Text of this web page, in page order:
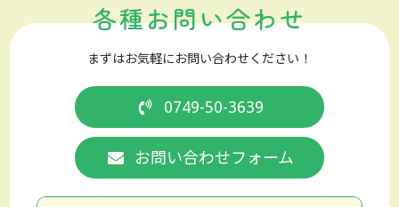
各種お問い合わせ
まずはお気軽にお問い合わせください！
0749-50-3639
お問い合わせフォーム